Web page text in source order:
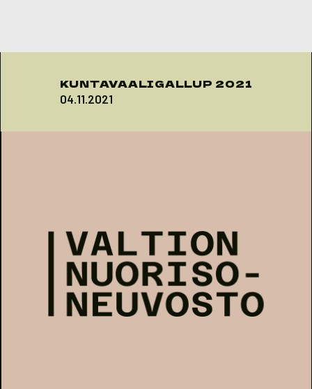
KUNTAVAALIGALLUP 2021
04.11.2021